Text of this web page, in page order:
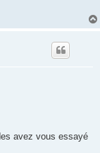
avez vous essayé